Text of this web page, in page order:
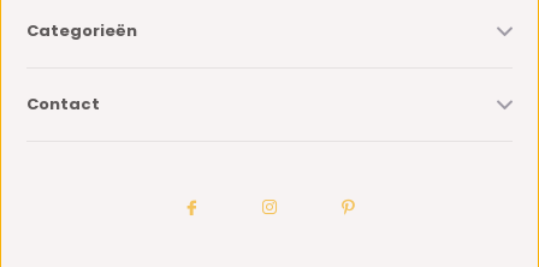
Categorieën
Contact